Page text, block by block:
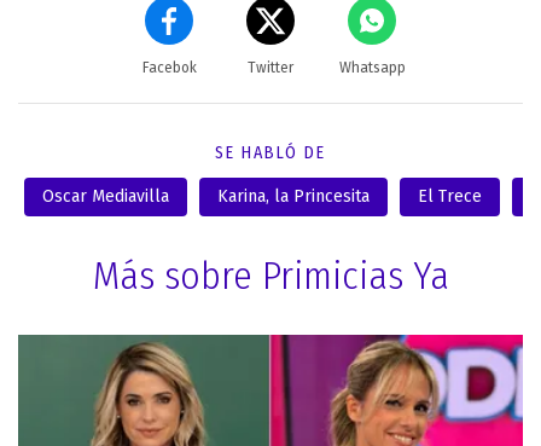
Facebok Twitter Whatsapp
SE HABLÓ DE
Oscar Mediavilla Karina, la Princesita El Trece
Más sobre Primicias Ya